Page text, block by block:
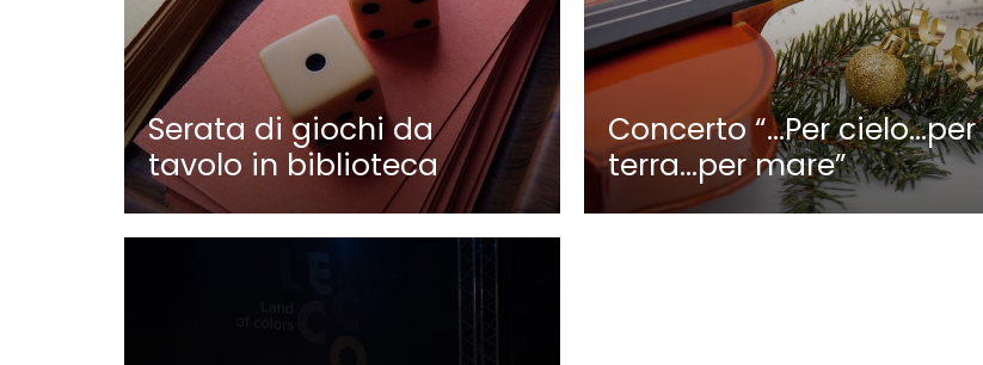
Serata di giochi da
tavolo in biblioteca
Concerto “…Per cielo…per
terra…per mare”